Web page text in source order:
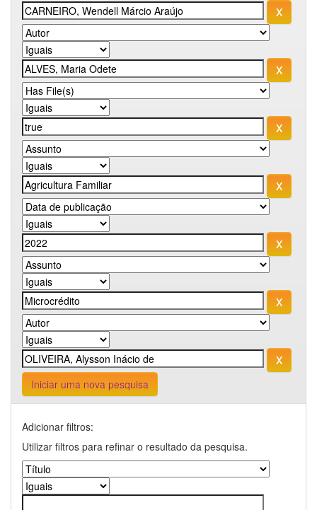
Iniciar uma nova pesquisa
Adicionar filtros:
Utilizar filtros para refinar o resultado da pesquisa.